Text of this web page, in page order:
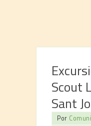
Scout
Sant
Por